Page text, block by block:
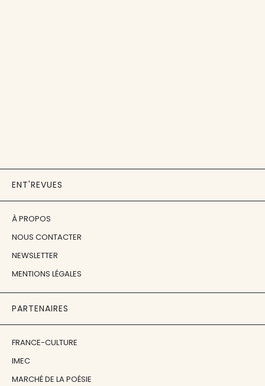
ENT'REVUES
À PROPOS
NOUS CONTACTER
NEWSLETTER
MENTIONS LÉGALES
PARTENAIRES
FRANCE-CULTURE
IMEC
MARCHÉ DE LA POÉSIE